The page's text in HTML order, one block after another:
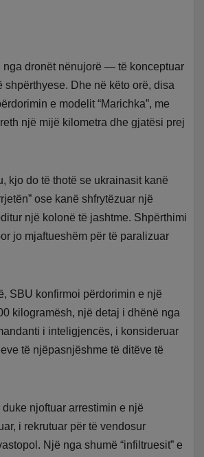
nga dronët nënujorë — të konceptuar
Dhe në këto orë, disa
e modelit “Marichka”, me
një mijë kilometra dhe gjatësi prej
kjo do të thotë se ukrainasit kanë
ose kanë shfrytëzuar një
një kolonë të jashtme. Shpërthimi
jo mjaftueshëm për të paralizuar
SBU konfirmoi përdorimin e një
kilogramësh, një detaj i dhënë nga
i inteligjencës, i konsideruar
të njëpasnjëshme të ditëve të
njoftuar arrestimin e një
i rekrutuar për të vendosur
Një nga shumë “infiltruesit” e